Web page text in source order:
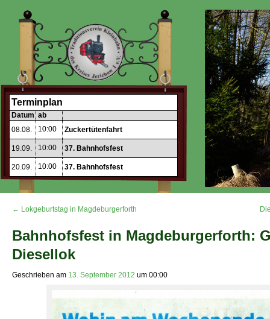
Terminplan
Datum ab
08.08.
10:00 Zuckertütenfahrt
19.09. 10:00 37. Bahnhofsfest
20.09. 10:00 37. Bahnhofsfest
← Lokgeburtstag in Magdeburgerforth
Bahnhofsfest in Magdeburgerforth:
Diesellok
Geschrieben am 13. September 2012 um 00:00